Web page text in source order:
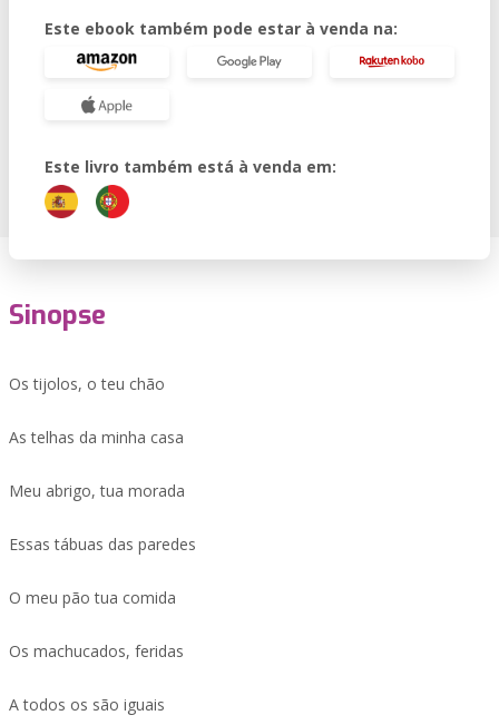
Este ebook também pode estar à venda na:
Este livro também está à venda em:
Sinopse
Os tijolos, o teu chão
As telhas da minha casa
Meu abrigo, tua morada
Essas tábuas das paredes
O meu pão tua comida
Os machucados, feridas
A todos os são iguais